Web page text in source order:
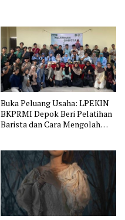
Buka Peluang Usaha: LPEKIN
BKPRMI Depok Beri Pelatihan
Barista dan Cara Mengolah